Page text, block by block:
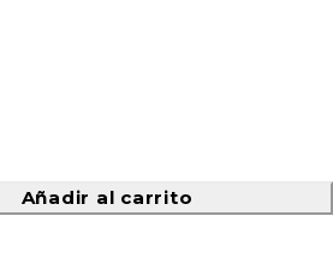
Añadir al carrito